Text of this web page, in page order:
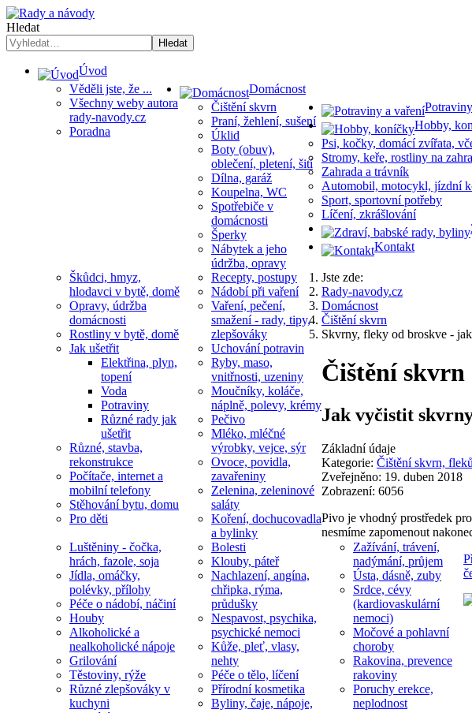
Hledat
Hledat
Úvod
Věděli jste, že ...
Všechny weby autora
rady-navody.cz
Poradna
Domácnost
Čištění skvrn
Praní, žehlení, sušení
Úklid
Boty (obuv),
oblečení, pletení, šití
Dílna, garáž
Koupelna, WC
Spotřebiče v
domácnosti
Šperky
Nábytek a jeho
údržba, opravy
Škůdci, hmyz,
hlodavci v bytě, domě
Opravy, údržba
domácnosti
Rostliny v bytě, domě
Jak ušetřit
Elektřina, plyn,
topení
Voda
Potraviny
Různé rady jak
ušetřit
Různé, stavba,
rekonstrukce
Počítače, internet a
mobilní telefony
Stěhování bytu, domu
Pro děti
Recepty, postupy
Nádobí při vaření
Vaření, pečení,
smažení - rady, tipy,
zlepšováky
Uchování potravin
Ryby, maso,
vnitřnosti, uzeniny
Moučníky, koláče,
náplně, polevy, krémy
Pečivo
Mléko, mléčné
výrobky, vejce, sýr
Ovoce, povidla,
zavařeniny
Zelenina, zeleninové
saláty
Koření, dochucovadla
a bylinky
Luštěniny - čočka,
hrách, fazole, soja
Jídla, omáčky,
polévky, přílohy
Péče o nádobí, náčiní
Houby
Alkoholické a
nealkoholické nápoje
Grilování
Těstoviny, rýže
Různé zlepšováky v
kuchyni
Hobby,
Psi, kočky, domácí zvířata,
Stromy, keře, rostliny na
Zahrada a trávník
Automobil, motocykl, jízdní
Sport, sportovní potřeby
Líčení, zkrášlování
Bolesti
Klouby, páteř
Nachlazení, angína,
chřipka, rýma,
průdušky
Nespavost, psychika,
psychické nemoci
Kůže, pleť, vlasy,
nehty
Péče o tělo, líčení
Přírodní kosmetika
Byliny, čaje, nápoje,
Zažívání, trávení,
nadýmání, průjem
Ústa, dásně, zuby
Srdce, cévy
(kardiovaskulární
nemoci)
Močové a pohlavní
choroby
Rakovina, prevence
rakoviny
Poruchy erekce,
neplodnost
Kontakt
Jste zde:
Rady-navody.cz
Domácnost
Čištění skvrn
Skvrny, fleky od broskve -
Čištění skvrn
Jak vyčistit
Základní údaje
Kategorie: Čištění skvrn, fleků
Zveřejněno: 19. duben 2018
Zobrazení: 6056
Pivo je vhodný prostředek pro
nesmíme zapomenout